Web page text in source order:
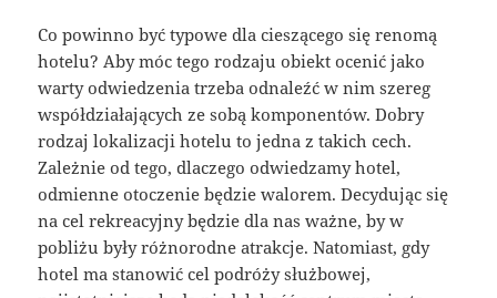
Co powinno być typowe dla cieszącego się renomą
hotelu? Aby móc tego rodzaju obiekt ocenić jako
warty odwiedzenia trzeba odnaleźć w nim szereg
współdziałających ze sobą komponentów. Dobry
rodzaj lokalizacji hotelu to jedna z takich cech.
Zależnie od tego, dlaczego odwiedzamy hotel,
odmienne otoczenie będzie walorem. Decydując się
na cel rekreacyjny będzie dla nas ważne, by w
pobliżu były różnorodne atrakcje. Natomiast, gdy
hotel ma stanowić cel podróży służbowej,